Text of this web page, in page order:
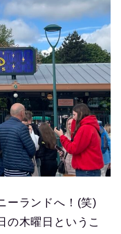
ーランドへ！(笑)
の木曜日というこ